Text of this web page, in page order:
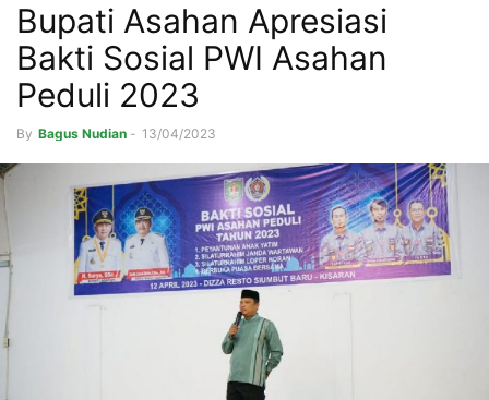
Bupati Asahan Apresiasi
Bakti Sosial PWI Asahan
Peduli 2023
By Bagus Nudian - 13/04/2023